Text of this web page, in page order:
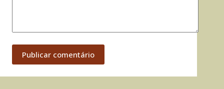
Publicar comentário